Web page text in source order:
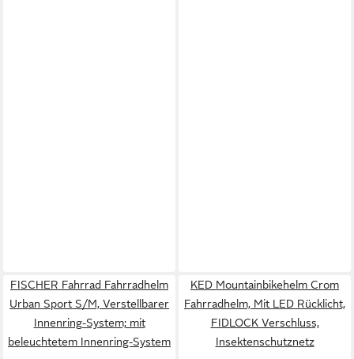
FISCHER Fahrrad Fahrradhelm
Urban Sport S/M, Verstellbarer
Innenring-System; mit
beleuchtetem Innenring-System
KED Mountainbikehelm Crom
Fahrradhelm, Mit LED Rücklicht,
FIDLOCK Verschluss,
Insektenschutznetz